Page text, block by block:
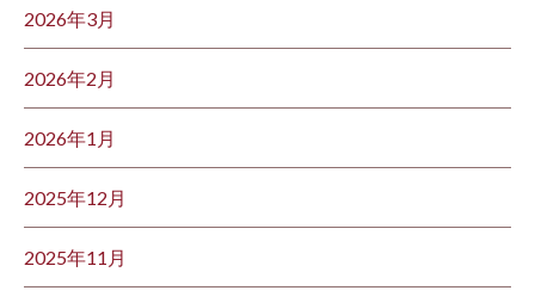
2026年3月
2026年2月
2026年1月
2025年12月
2025年11月